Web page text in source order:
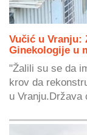
Vučić u Vranju:
Ginekologije u
"Žalili su se da
krov da
u